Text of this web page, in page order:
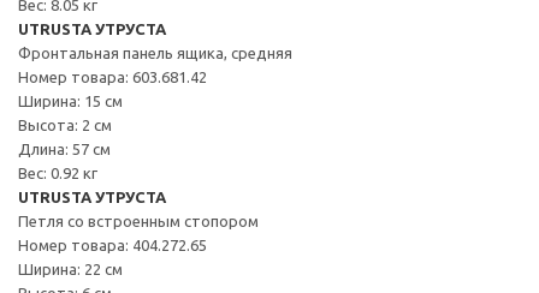
Вес: 8.05 кг
UTRUSTA УТРУСТА
Фронтальная панель ящика, средняя
Номер товара: 603.681.42
Ширина: 15 см
Высота: 2 см
Длина: 57 см
Вес: 0.92 кг
UTRUSTA УТРУСТА
Петля со встроенным стопором
Номер товара: 404.272.65
Ширина: 22 см